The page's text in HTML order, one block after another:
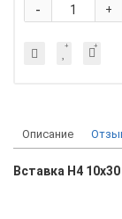
+
-
Описание
Вставка H4